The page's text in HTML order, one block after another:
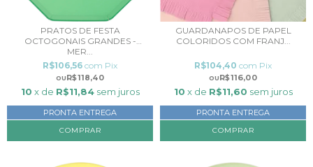
PRATOS DE FESTA
OCTOGONAIS GRANDES -
MER...
R$118,40
R$106,56 com Pix
10 x de R$11,84 sem juros
PRONTA ENTREGA
COMPRAR
GUARDANAPOS DE PAPEL
COLORIDOS COM FRANJ...
R$116,00
R$104,40 com Pix
10 x de R$11,60 sem juros
PRONTA ENTREGA